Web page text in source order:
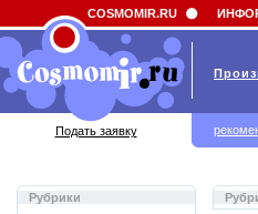
Field 'news_title' doesn't have a default value
Рубрики
COSMOMIR.RU
Подать заявку